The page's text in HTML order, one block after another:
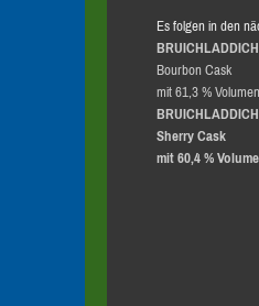
Es folgen in den
Bourbon Cask
mit 61,3 %
Sherry Cask
mit 60,4 %